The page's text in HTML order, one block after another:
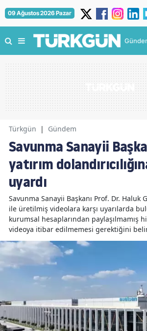
09 Ağustos 2026 Pazar
Türkgün | Gündem
Savunma Sanayii
yatırım
uyardı
Savunma Sanayii Başkanı Prof. Dr. Haluk
ile üretilmiş videolara karşı uyarılarda
kurumsal hesaplarından paylaşılmamış
videoya itibar edilmemesi gerektiğini